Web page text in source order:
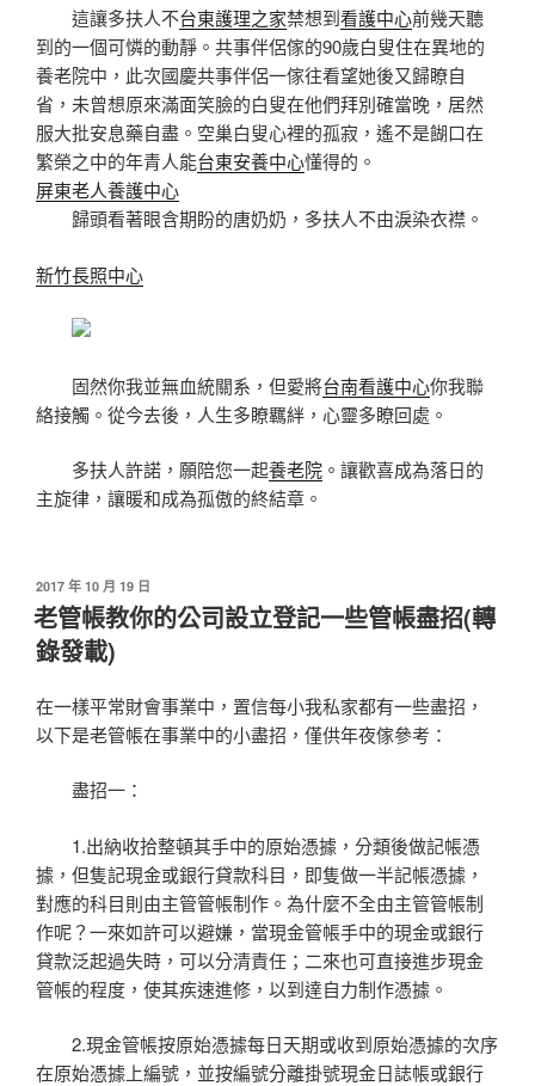
這讓多扶人不台東護理之家禁想到看護中心前幾天聽
到的一個可憐的動靜。共事伴侶傢的90歲白叟住在異地的
養老院中，此次國慶共事伴侶一傢往看望她後又歸瞭自
省，未曾想原來滿面笑臉的白叟在他們拜別確當晚，居然
服大批安息藥自盡。空巢白叟心裡的孤寂，遙不是餬口在
繁榮之中的年青人能台東安養中心懂得的。
屏東老人養護中心
歸頭看著眼含期盼的唐奶奶，多扶人不由淚染衣襟。
新竹長照中心
固然你我並無血統關系，但愛將台南看護中心你我聯
絡接觸。從今去後，人生多瞭羈絆，心靈多瞭回處。
多扶人許諾，願陪您一起養老院 。讓歡喜成為落日的
主旋律，讓暖和成為孤傲的終結章。
發
佈
於
2017 年 10 月 19 日
老管帳教你的公司設立登記一些管帳盡招(轉
錄發載)
在一樣平常財會事業中，置信每小我私家都有一些盡招，
以下是老管帳在事業中的小盡招，僅供年夜傢參考：
盡招一：
1.出納收拾整頓其手中的原始憑據，分類後做記帳憑
據，但隻記現金或銀行貸款科目，即隻做一半記帳憑據，
對應的科目則由主管管帳制作。為什麼不全由主管管帳制
作呢？一來如許可以避嫌，當現金管帳手中的現金或銀行
貸款泛起過失時，可以分清責任；二來也可直接進步現金
管帳的程度，使其疾速進修，以到達自力制作憑據。
2.現金管帳按原始憑據每日天期或收到原始憑據的次序
在原始憑據上編號，並按編號分離掛號現金日誌帳或銀行